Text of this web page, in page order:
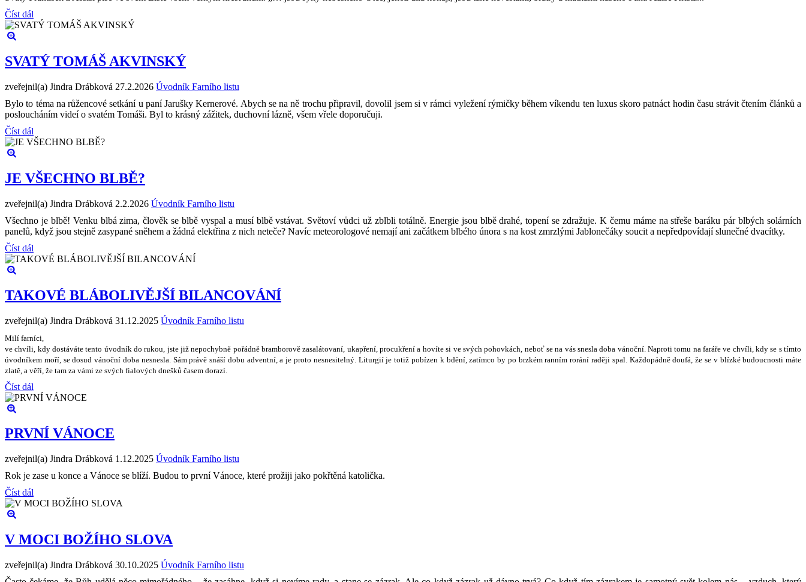
Číst dál
SVATÝ TOMÁŠ AKVINSKÝ
zveřejnil(a) Jindra Drábková 27.2.2026 Úvodník Farního listu
Bylo to téma na růžencové setkání u paní Jarušky Kernerové. Abych se na ně trochu připravil, dovolil jsem si v rámci vyležení rýmičky během víkendu ten luxus skoro patnáct hodin času strávit čtením článků a
posloucháním videí o svatém Tomáši. Byl to krásný zážitek, duchovní lázně, všem vřele doporučuji.
Číst dál
JE VŠECHNO BLBĚ?
zveřejnil(a) Jindra Drábková 2.2.2026 Úvodník Farního listu
Všechno je blbě! Venku blbá zima, člověk se blbě vyspal a musí blbě vstávat. Světoví vůdci už zblbli totálně. Energie jsou blbě drahé, topení se zdražuje. K čemu máme na střeše baráku pár blbých solárních
panelů, když jsou stejně zasypané sněhem a žádná elektřina z nich neteče? Navíc meteorologové nemají ani začátkem blbého února s na kost zmrzlými Jablonečáky soucit a nepředpovídají slunečné dvacítky.
Číst dál
TAKOVÉ BLÁBOLIVĚJŠÍ BILANCOVÁNÍ
zveřejnil(a) Jindra Drábková 31.12.2025 Úvodník Farního listu
Milí farníci,
ve chvíli, kdy dostáváte tento úvodník do rukou, jste jižnepochybně pořádněbramborovězasalátovaní, ukapření, procukření a hovíte si ve svých pohovkách, neboť se na vás snesla doba vánoční. Naproti tomu na faráře ve chvíli, kdy se s tímto
úvodníkem moří, se dosud vánoční doba nesnesla. Sám právěsnáší dobu adventní, a je proto nesnesitelný. Liturgií je totiž pobízen k bdění, zatímco by po brzkém ranním rorání raději spal. Každopádnědoufá,že se v blízké budoucnosti máte
zlatě , a věří, že tam za vámi ze svých fialových dnešků časem dorazí.
Číst dál
PRVNÍ VÁNOCE
zveřejnil(a) Jindra Drábková 1.12.2025 Úvodník Farního listu
Rok je zase u konce a Vánoce se blíží. Budou to první Vánoce, které prožiji jako pokřtěná katolička.
Číst dál
V MOCI BOŽÍHO SLOVA
zveřejnil(a) Jindra Drábková 30.10.2025 Úvodník Farního listu